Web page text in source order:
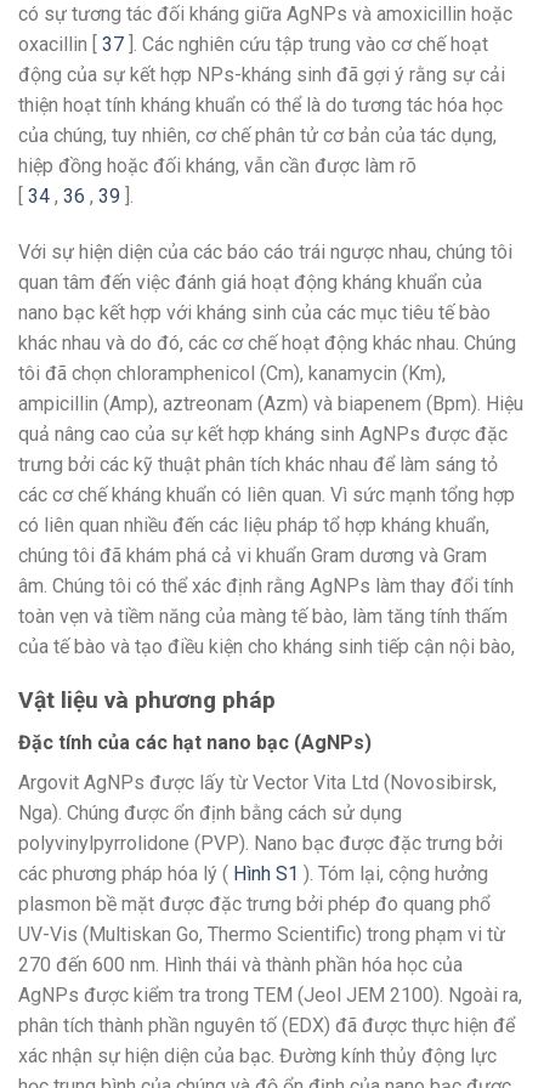
có sự tương tác đối kháng giữa AgNPs và amoxicillin hoặc
oxacillin [ 37 ]. Các nghiên cứu tập trung vào cơ chế hoạt
động của sự kết hợp NPs-kháng sinh đã gợi ý rằng sự cải
thiện hoạt tính kháng khuẩn có thể là do tương tác hóa học
của chúng, tuy nhiên, cơ chế phân tử cơ bản của tác dụng,
hiệp đồng hoặc đối kháng, vẫn cần được làm rõ
[ 34 , 36 , 39 ].
Với sự hiện diện của các báo cáo trái ngược nhau, chúng tôi
quan tâm đến việc đánh giá hoạt động kháng khuẩn của
nano bạc kết hợp với kháng sinh của các mục tiêu tế bào
khác nhau và do đó, các cơ chế hoạt động khác nhau. Chúng
tôi đã chọn chloramphenicol (Cm), kanamycin (Km),
ampicillin (Amp), aztreonam (Azm) và biapenem (Bpm). Hiệu
quả nâng cao của sự kết hợp kháng sinh AgNPs được đặc
trưng bởi các kỹ thuật phân tích khác nhau để làm sáng tỏ
các cơ chế kháng khuẩn có liên quan. Vì sức mạnh tổng hợp
có liên quan nhiều đến các liệu pháp tổ hợp kháng khuẩn,
chúng tôi đã khám phá cả vi khuẩn Gram dương và Gram
âm. Chúng tôi có thể xác định rằng AgNPs làm thay đổi tính
toàn vẹn và tiềm năng của màng tế bào, làm tăng tính thấm
của tế bào và tạo điều kiện cho kháng sinh tiếp cận nội bào,
Vật liệu và phương pháp
Đặc tính của các hạt nano bạc (AgNPs)
Argovit AgNPs được lấy từ Vector Vita Ltd (Novosibirsk,
Nga). Chúng được ổn định bằng cách sử dụng
polyvinylpyrrolidone (PVP). Nano bạc được đặc trưng bởi
các phương pháp hóa lý ( Hình S1 ). Tóm lại, cộng hưởng
plasmon bề mặt được đặc trưng bởi phép đo quang phổ
UV-Vis (Multiskan Go, Thermo Scientific) trong phạm vi từ
270 đến 600 nm. Hình thái và thành phần hóa học của
AgNPs được kiểm tra trong TEM (Jeol JEM 2100). Ngoài ra,
phân tích thành phần nguyên tố (EDX) đã được thực hiện để
xác nhận sự hiện diện của bạc. Đường kính thủy động lực